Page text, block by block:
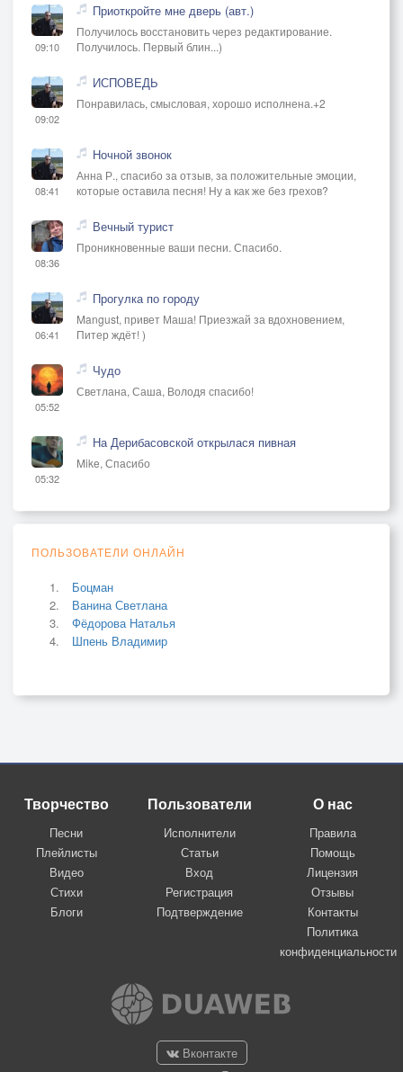
09:10
Приоткройте мне дверь (авт.)
Получилось восстановить через редактирование.
Получилось. Первый блин...)
09:02
ИСПОВЕДЬ
Понравилась, смысловая, хорошо исполнена.+2
08:41
Ночной звонок
Анна Р., спасибо за отзыв, за положительные эмоции,
которые оставила песня! Ну а как же без грехов?
08:36
Вечный турист
Проникновенные ваши песни. Спасибо.
06:41
Прогулка по городу
Mangust, привет Маша! Приезжай за вдохновением,
Питер ждёт! )
05:52
Чудо
Светлана, Саша, Володя спасибо!
05:32
На Дерибасовской открылася пивная
Mike, Спасибо
ПОЛЬЗОВАТЕЛИ ОНЛАЙН
Боцман
Ванина Светлана
Фёдорова Наталья
Шпень Владимир
Творчество
Песни
Плейлисты
Видео
Стихи
Блоги
Пользователи
Исполнители
Статьи
Вход
Регистрация
Подтверждение
О нас
Правила
Помощь
Лицензия
Отзывы
Контакты
Политика
конфиденциальности
Вконтакте